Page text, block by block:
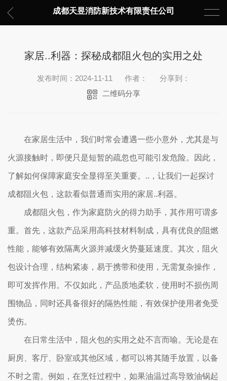
成都天昱消防新技术有限责任公司
家居..利器：探秘成都阻火包的实用之处
发布时间：2024-11-11 作者：
分享到：
二维码分享
在家居生活中，我们时常会遭遇一些小意外，尤其是与
火源接触时，即便只是短暂的疏忽也可能引发危险。因此，
了解如何保障家庭安全显得至关重要。..，让我们一起探讨
成都阻火包，这款看似普通而实用的家居..利器。
成都阻火包，作为家庭防火的得力助手，其作用可谓多
重。首先，这款产品采用高科技材料制成，具有优良的阻燃
性能，能够有效隔离火源并减缓火势蔓延速度。其次，阻火
包设计合理，结构紧凑，易于携带和使用，无需复杂操作，
即可发挥作用。不仅如此，产品质地柔软，使用时不损伤周
围物品，同时还具备很好的隔热性能，有效保护使用者免受
烫伤。
在日常生活中，阻火包的实用之处不言而喻。无论是在
厨房、客厅、卧室或其他区域，都可以将其随手放置，以备
不时之需。例如，在烹饪过程中，如果油温过高导致油锅起